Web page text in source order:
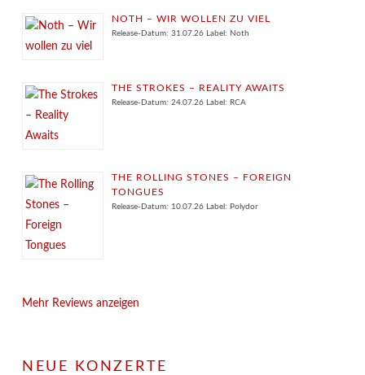
NOTH – WIR WOLLEN ZU VIEL
Release-Datum: 31.07.26 Label: Noth
THE STROKES – REALITY AWAITS
Release-Datum: 24.07.26 Label: RCA
THE ROLLING STONES – FOREIGN
TONGUES
Release-Datum: 10.07.26 Label: Polydor
Mehr Reviews anzeigen
NEUE KONZERTE